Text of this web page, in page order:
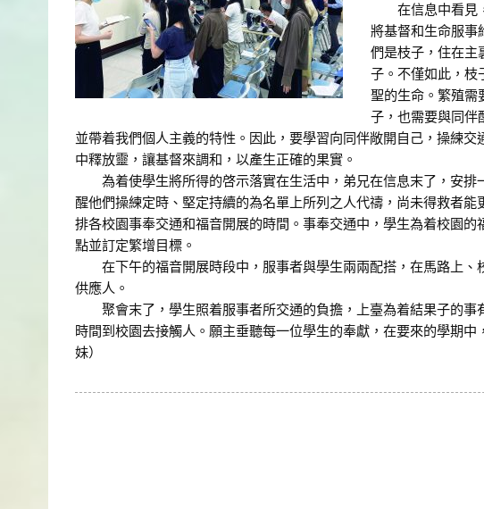
在信息中看見，
將基督和生命服事
們是枝子，住在主
子。不僅如此，枝
聖的生命。繁殖需
子，也需要與同伴
並帶着我們個人主義的特性。因此，要學習向同伴敞開自己，操練
中釋放靈，讓基督來調和，以產生正確的果實。
為着使學生將所得的啓示落實在生活中，弟兄在信息末了，安排
醒他們操練定時、堅定持續的為名單上所列之人代禱，尚未得救者
排各校園事奉交通和福音開展的時間。事奉交通中，學生為着校園
點並訂定繁增目標。
在下午的福音開展時段中，服事者與學生兩兩配搭，在馬路上、
供應人。
聚會末了，學生照着服事者所交通的負擔，上臺為着結果子的事
時間到校園去接觸人。願主垂聽每一位學生的奉獻，在要來的學期
妹）